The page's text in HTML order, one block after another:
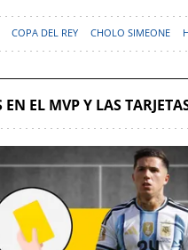
COPA DEL REY CHOLO SIMEONE
EN EL MVP Y LAS